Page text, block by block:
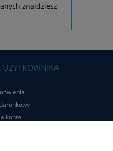
znajdziesz
UŻYTKOWNIKA
konta